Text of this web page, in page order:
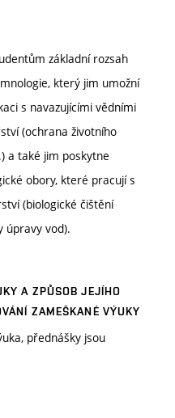
základní rozsah
který jim umožní
s navazujícími vědními
(ochrana životního
a také jim poskytne
obory, které pracují s
(biologické čištění
úpravy vod).
A ZPŮSOB JEJÍHO
ZAMEŠKANÉ VÝUKY
přednášky jsou